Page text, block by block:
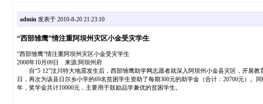
admin发表于 2010-8-20 21:23:10
“西部雏鹰”情注重阿坝州灾区小金受灾学生
“西部雏鹰”情注重阿坝州灾区小金受灾学生
2008年10月09日 来源:阿坝州府
自“5·12”汶川特大地震发生后，西部雏鹰助学网志愿者就深入阿坝州小金县灾区，开展教
日，再次为该县日尔乡小学的69名贫困学生资助了每期300元的助学金（合计：20700元）
年，奖学金共计10000元，主要用于鼓励品学兼优的贫困学生。